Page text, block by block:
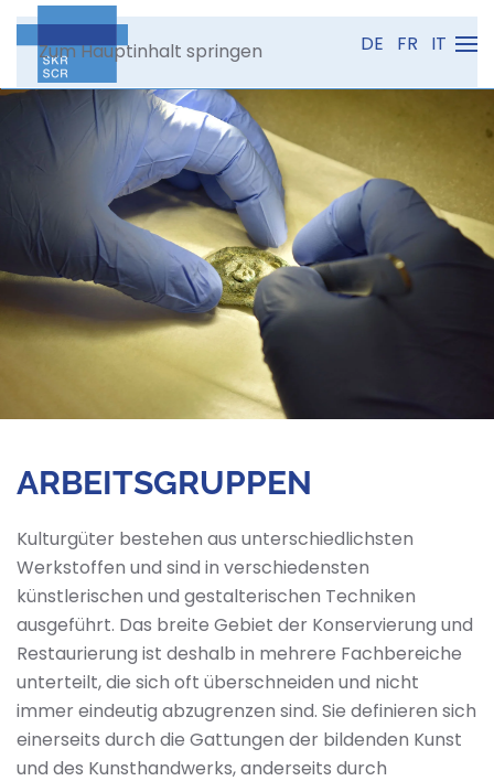
Zum Hauptinhalt springen DE FR IT
ARBEITSGRUPPEN
Kulturgüter bestehen aus unterschiedlichsten
Werkstoffen und sind in verschiedensten
künstlerischen und gestalterischen Techniken
ausgeführt. Das breite Gebiet der Konservierung und
Restaurierung ist deshalb in mehrere Fachbereiche
unterteilt, die sich oft überschneiden und nicht
immer eindeutig abzugrenzen sind. Sie definieren sich
einerseits durch die Gattungen der bildenden Kunst
und des Kunsthandwerks, anderseits durch